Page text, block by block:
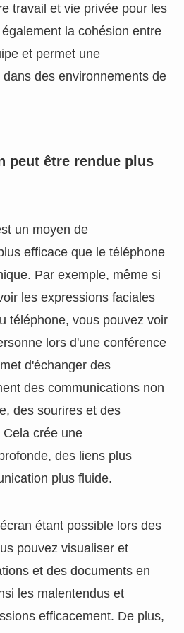
travail et vie privée pour les
la cohésion entre
et permet une
des environnements de
peut être rendue plus
un moyen de
efficace que le téléphone
Par exemple, même si
les expressions faciales
téléphone, vous pouvez voir
lors d'une conférence
d'échanger des
des communications non
des sourires et des
crée une
des liens plus
plus fluide.
étant possible lors des
pouvez visualiser et
et des documents en
les malentendus et
efficacement. De plus,